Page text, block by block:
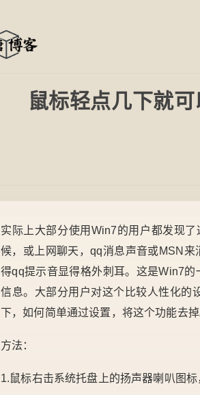
鼠标轻点几下就
实际上大部分使用Win7的用户都发现
候，或上网聊天，qq消息声音或MSN
得qq提示音显得格外刺耳。这是Win7
信息。大部分用户对这个比较人性化的
下，如何简单通过设置，将这个功能去掉
方法：
1.鼠标右击系统托盘上的扬声器喇叭图标